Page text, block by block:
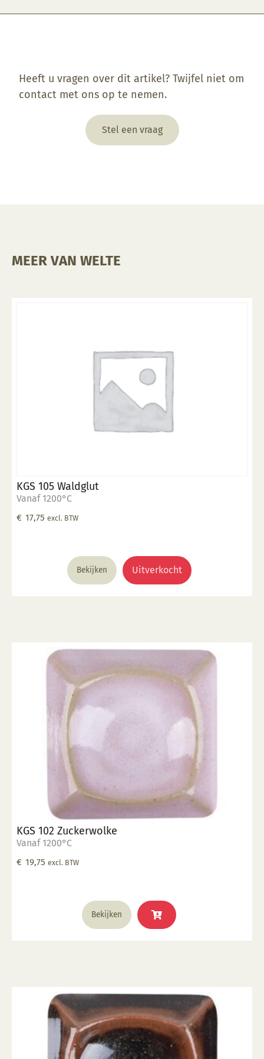
Heeft u vragen over dit artikel? Twijfel niet om
contact met ons op te nemen.
Stel een vraag
MEER VAN WELTE
KGS 105 Waldglut
Vanaf 1200°C
€ 17,75 excl. BTW
Bekijken Uitverkocht
KGS 102 Zuckerwolke
Vanaf 1200°C
€ 19,75 excl. BTW
Bekijken